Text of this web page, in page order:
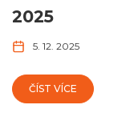
2025
5. 12. 2025
ČÍST VÍCE